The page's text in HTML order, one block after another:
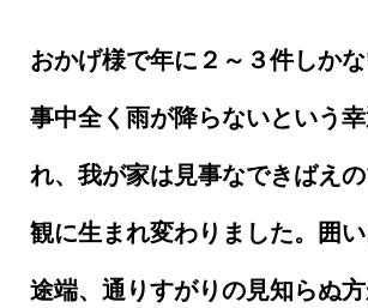
おかげ様で年に２～３件しか
事中全く雨が降らないという
れ、我が家は見事なできばえ
観に生まれ変わりました。囲
途端、通りすがりの見知らぬ